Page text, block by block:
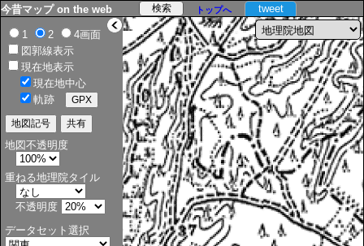
> tweet
今昔マップ on the web トップへ
1 2
4画面
図郭線表示
現在地表示
現在地中心
軌跡
地図不透明度
重ねる地理院タイル
不透明度
データセット選択